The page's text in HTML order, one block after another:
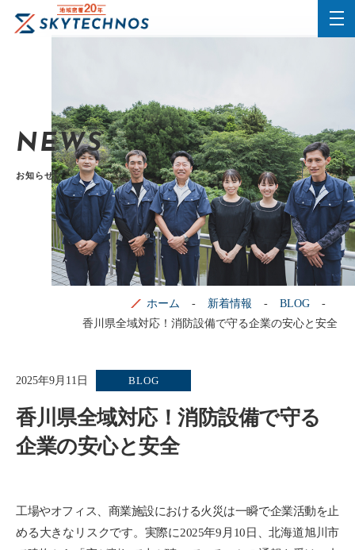
NEWS
お知らせ
ホーム 新着情報
BLOG
香川県全域対応！消防設備で守る企業の安心と安全
2025年9月11日 BLOG
香川県全域対応！消防設備で守る
企業の安心と安全
工場やオフィス、商業施設における火災は一瞬で企業活動を止
める大きなリスクです。実際に2025年9月10日、北海道旭川市